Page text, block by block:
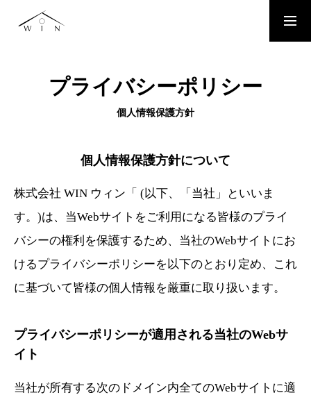
PLAN
お得なリフォームプラン
SERVICE
お住まいのリフォームリノベーション
PRICE
CONTACT
プライバシーポリシー
個人情報保護方針
個人情報保護方針について
株式会社 WIN ウィン「 (以下、「当社」といいま
す。)は、当Webサイトをご利用になる皆様のプライ
バシーの権利を保護するため、当社のWebサイトにお
けるプライバシーポリシーを以下のとおり定め、これ
に基づいて皆様の個人情報を厳重に取り扱います。
プライバシーポリシーが適用される当社のWebサ
イト
当社が所有する次のドメイン内全てのWebサイトに適